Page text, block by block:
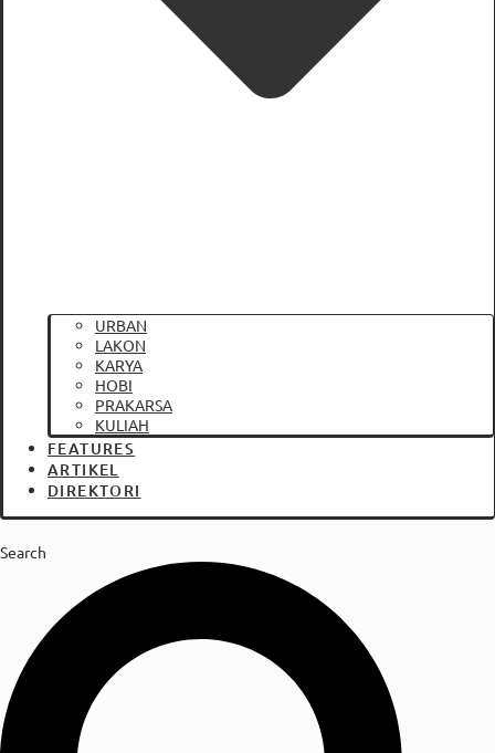
URBAN
LAKON
KARYA
HOBI
PRAKARSA
KULIAH
FEATURES
ARTIKEL
DIREKTORI
Search